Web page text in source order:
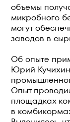
объемы
микробного
могут
заводов в
Об опыте
Юрий
Опыт
площадках
в